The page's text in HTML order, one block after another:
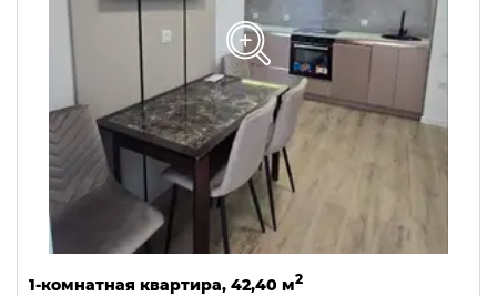
1-комнатная квартира, 42,40 м2